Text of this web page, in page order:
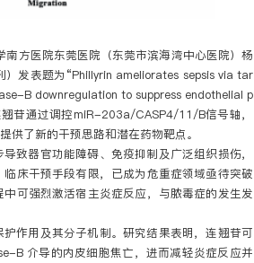
方医院东莞医院（东莞市滨海湾中心医院）杨
）发表题为“Phillyrin ameliorates sepsis via tar
B downregulation to suppress endothelial p
苷通过调控miR-203a/CASP4/11/B信号轴，
供了新的干预思路和潜在药物靶点。
致器官功能障碍、免疫抑制及广泛组织损伤，
床干预手段有限，已成为危重症领域亟待突破
可强烈激活宿主炎症反应，与脓毒症的发生发
作用及其分子机制。研究结果表明，连翘苷可
介导的内皮细胞焦亡，进而减轻炎症反应并